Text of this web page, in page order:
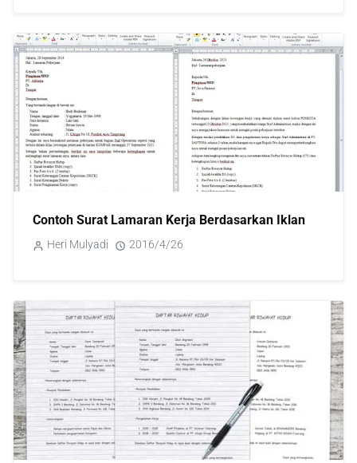
Contoh Surat Lamaran Kerja Berdasarkan Iklan
Heri Mulyadi 2016/4/26